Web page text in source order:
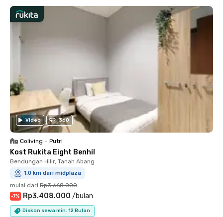
Video 360
Coliving • Putri
Kost Rukita Eight Benhil
Bendungan Hilir, Tanah Abang
1.0 km dari midplaza
mulai dari Rp3.668.000
-7% Rp3.408.000 /bulan
Diskon sewa min. 12 Bulan